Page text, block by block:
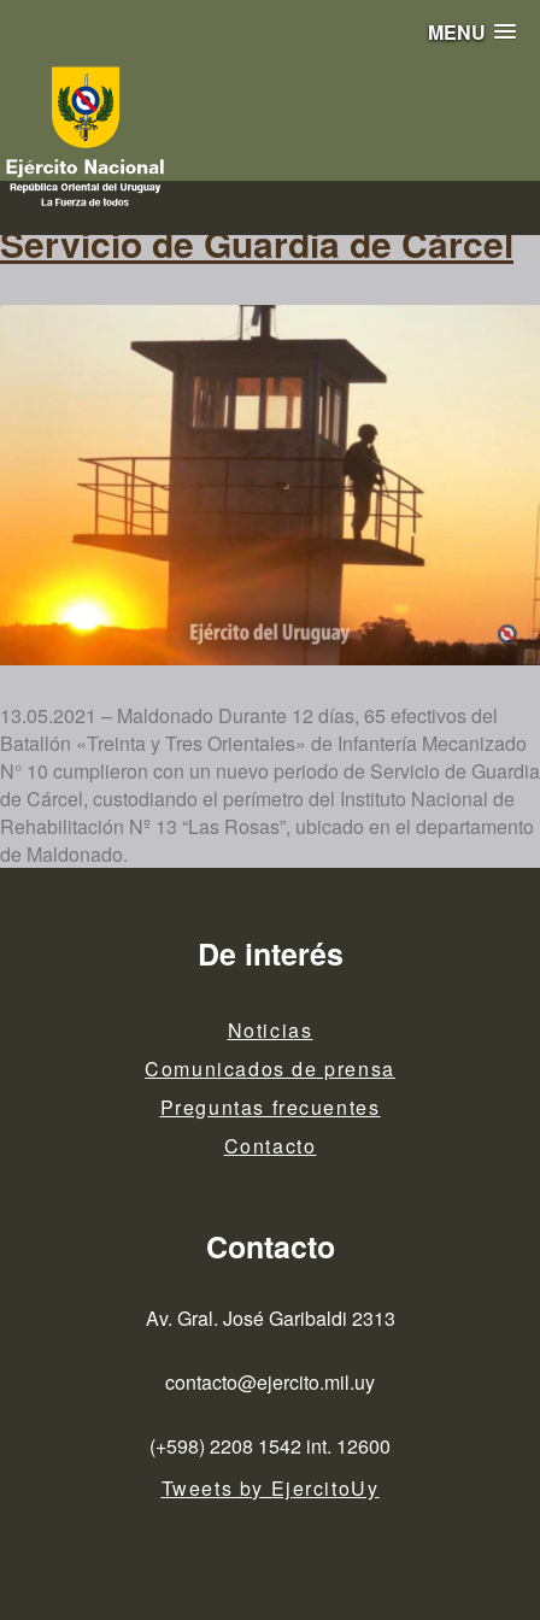
MENU
guardiadecarcel
Servicio de Guardia de Cárcel
13.05.2021 – Maldonado Durante 12 días, 65 efectivos del
Batallón «Treinta y Tres Orientales» de Infantería Mecanizado
N° 10 cumplieron con un nuevo periodo de Servicio de Guardia
de Cárcel, custodiando el perímetro del Instituto Nacional de
Rehabilitación Nº 13 “Las Rosas”, ubicado en el departamento
de Maldonado.
De interés
Noticias
Comunicados de prensa
Preguntas frecuentes
Contacto
Contacto
Av. Gral. José Garibaldi 2313
contacto@ejercito.mil.uy
(+598) 2208 1542 int. 12600
Tweets by EjercitoUy